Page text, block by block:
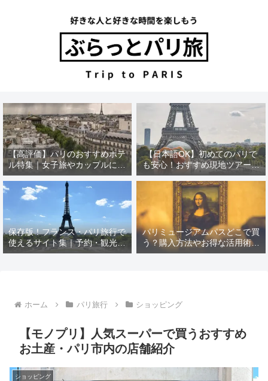
【高評価】パリのおすすめホテ
ル特集｜女子旅やカップルにぴ
ったり！
【日本語OK】初めてのパリで
も安心！おすすめ現地ツアー特
集【12選】
保存版！フランス・パリ旅行で
使えるサイト集｜予約・観光・
現地情報
パリミュージアムパスどこで買
う？購入方法やお得な活用術を
徹底解説
ホーム パリ旅行 ショッピング
【モノプリ】人気スーパーで買うおすすめ
お土産・パリ市内の店舗紹介
ショッピング